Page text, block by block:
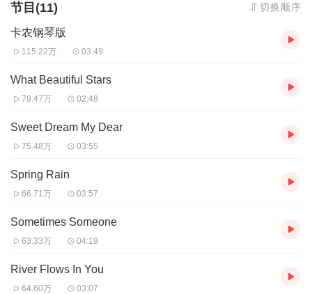
节目(11) 切换顺序
卡农钢琴版
115.22万 03:49
What Beautiful Stars
79.47万 02:48
Sweet Dream My Dear
75.48万 03:55
Spring Rain
66.71万 03:57
Sometimes Someone
63.33万 04:19
River Flows In You
64.60万 03:07